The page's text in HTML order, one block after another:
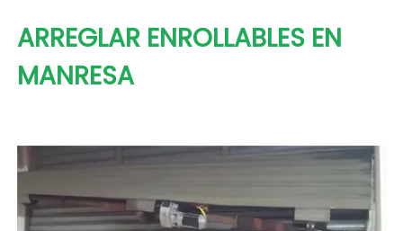
ARREGLAR ENROLLABLES EN
MANRESA